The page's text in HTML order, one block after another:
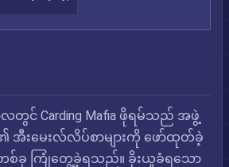
လတွင် Carding Mafia ဖိုရမ်သည် အဖွဲ့
၏ အီးမေးလ်လိပ်စာများကို ဖော်ထုတ်ခဲ့
ခု ကြုံတွေ့ခဲ့ရသည်။ ခိုးယူခံရသော